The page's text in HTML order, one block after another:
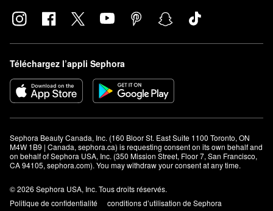
Téléchargez l’appli Sephora
Sephora Beauty Canada, Inc. (160 Bloor St. East Suite 1100 Toronto, ON
M4W 1B9 | Canada, sephora.ca) is requesting consent on its own behalf and
on behalf of Sephora USA, Inc. (350 Mission Street, Floor 7, San Francisco,
CA 94105, sephora.com). You may withdraw your consent at any time.
© 2026 Sephora USA, Inc. Tous droits réservés.
Politique de confidentialité
conditions d’utilisation de Sephora